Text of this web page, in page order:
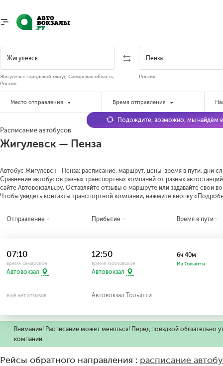
Жигулевск городской округ, Самарская область,
Россия
Россия
Место отправления Время отправления
Расписание автобусов
Жигулевск — Пенза
Автобус Жигулевск - Пенза: расписание, маршрут, цены, время в пути, дни
Сравнение автобусов разных транспортных компаний от разных
сайте Автовокзалы.ру. Оставляйте отзывы о маршруте или задавайте свои
Чтобы увидеть контакты транспортной компании, нажмите кнопку
Подождите, возможно, мы найдём
Отправление Прибытие Время в пути
07:10
время самарское
Автовокзал
12:50
время московское
Автовокзал
6ч 40м
Из Тольятти
ещё нет отзывов Автовокзал Тольятти
Внимание! Расписание может меняться! Перед поездкой обязательно
компании.
Рейсы обратного направления : расписание